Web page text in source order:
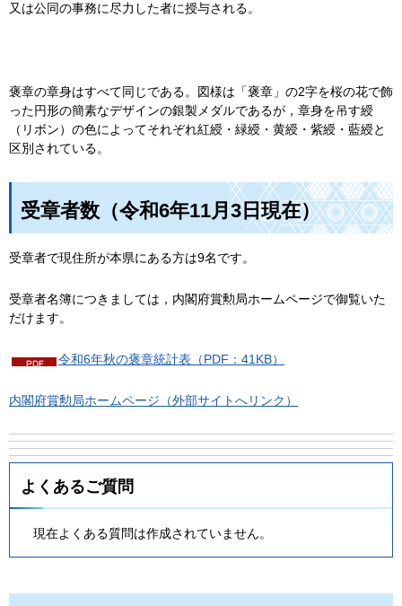
又は公同の事務に尽力した者に授与される。
褒章の章身はすべて同じである。図様は「褒章」の2字を桜の花で飾
った円形の簡素なデザインの銀製メダルであるが，章身を吊す綬
（リボン）の色によってそれぞれ紅綬・緑綬・黄綬・紫綬・藍綬と
区別されている。
受章者数（令和6年11月3日現在）
受章者で現住所が本県にある方は9名です。
受章者名簿につきましては，内閣府賞勲局ホームページで御覧いた
だけます。
令和6年秋の褒章統計表（PDF：41KB）
内閣府賞勲局ホームページ（外部サイトへリンク）
よくあるご質問
現在よくある質問は作成されていません。